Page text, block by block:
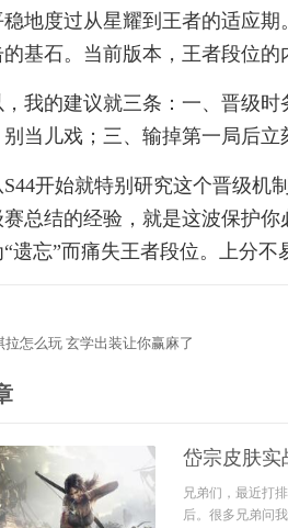
地度过从星耀到王者的适应
基石。当前版本，王者段位的
，我的建议就三条：一、晋级
当儿戏；三、输掉第一局后立
开始就特别研究这个晋级机
总结的经验，就是这波保护
遗忘”而痛失王者段位。上分不
拉怎么玩 玄学出装让你赢麻了
岱宗皮肤实
兄弟们，最近打
后。很多兄弟问